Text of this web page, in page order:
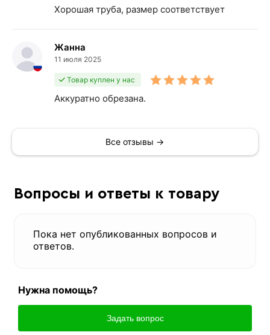
Хорошая труба, размер соответствует
Жанна
11 июля 2025
Товар куплен у нас
Аккуратно обрезана.
Все отзывы →
Вопросы и ответы к товару
Пока нет опубликованных вопросов и
ответов.
Нужна помощь?
Задать вопрос